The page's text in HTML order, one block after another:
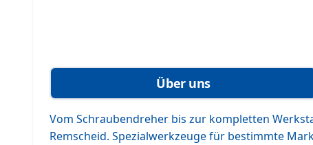
Über uns
Vom Schraubendreher bis zur kompletten
Remscheid. Spezialwerkzeuge für bestimmte